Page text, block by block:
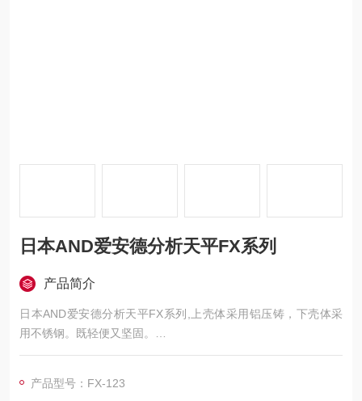
日本AND爱安德分析天平FX系列
产品简介
日本AND爱安德分析天平FX系列,上壳体采用铝压铸，下壳体采
用不锈钢。既轻便又坚固。
・紧凑且易于操作的B5尺寸
产品型号：FX-123